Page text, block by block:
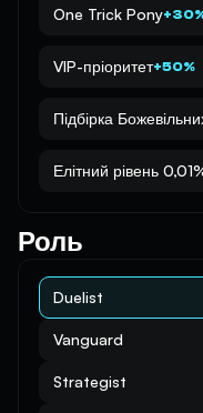
One Trick Pony
VIP-пріоритет+50%
Підбірка
Елітний рівень
Роль
Duelist
Vanguard
Strategist